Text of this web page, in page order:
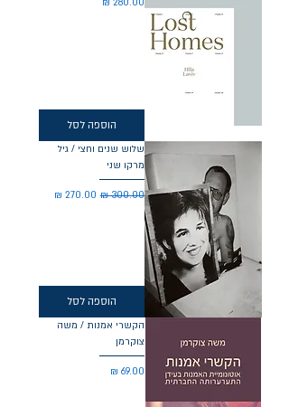
הוספה לסל
שלוש שנים וחצי / גיל
מרקו שני
מחיר רגיל מחיר מבצע
הוספה לסל
הקשרי אמנות / משה
צוקרמן
מחיר